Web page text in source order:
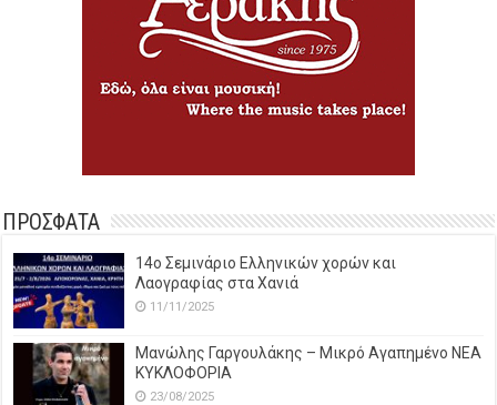
ΠΡΟΣΦΑΤΑ
14o Σεμινάριο Ελληνικών χορών και
Λαογραφίας στα Χανιά
11/11/2025
Μανώλης Γαργουλάκης – Μικρό Αγαπημένο NEΑ
ΚΥΚΛΟΦΟΡΙΑ
23/08/2025